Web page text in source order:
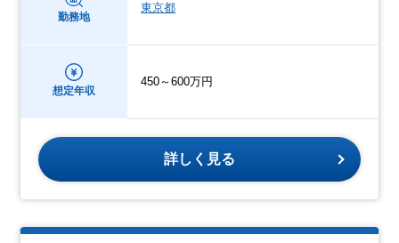
勤務地
東京都
想定年収
450～600万円
詳しく見る